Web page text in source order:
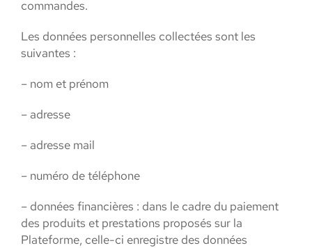
commandes.
Les données personnelles collectées sont les
suivantes :
– nom et prénom
– adresse
– adresse mail
– numéro de téléphone
– données financières : dans le cadre du paiement
des produits et prestations proposés sur la
Plateforme, celle-ci enregistre des données